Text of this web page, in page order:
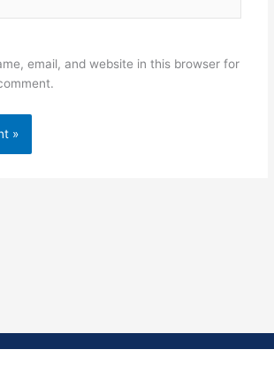
email, and website in this browser for